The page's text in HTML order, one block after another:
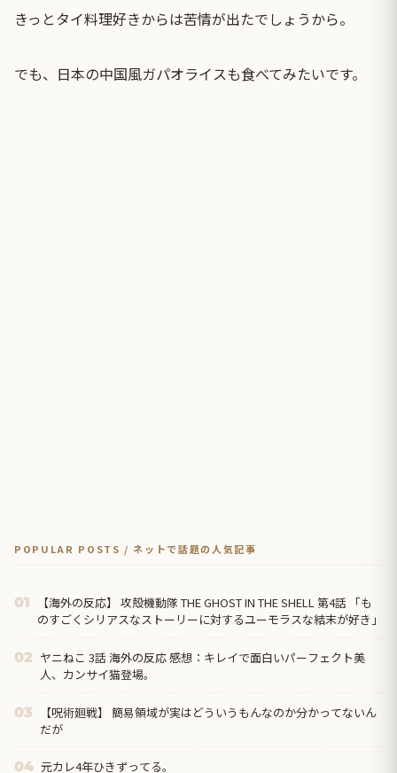
きっとタイ料理好きからは苦情が出たでしょうから。
でも、日本の中国風ガパオライスも食べてみたいです。
POPULAR POSTS / ネットで話題の人気記事
01
【海外の反応】 攻殻機動隊 THE GHOST IN THE SHELL 第4話 「も
のすごくシリアスなストーリーに対するユーモラスな結末が好き」
02 ヤニねこ 3話 海外の反応 感想：キレイで面白いパーフェクト美
人、カンサイ猫登場。
03
【呪術廻戦】 簡易領域が実はどういうもんなのか分かってないん
だが
04 元カレ4年ひきずってる。